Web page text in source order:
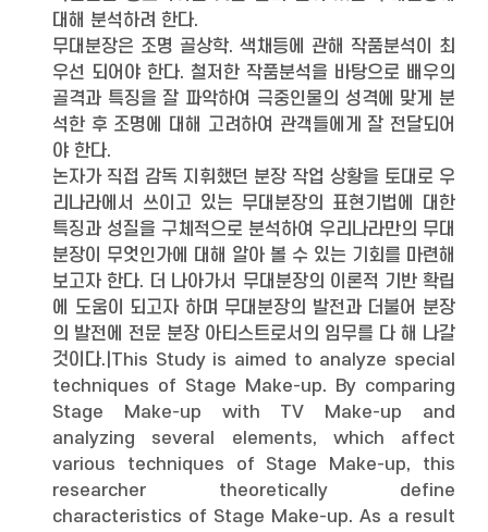
대해 분석하려 한다.
무대분장은 조명 골상학. 색채등에 관해 작품분석이 최
우선 되어야 한다. 철저한 작품분석을 바탕으로 배우의
골격과 특징을 잘 파악하여 극중인물의 성격에 맞게 분
석한 후 조명에 대해 고려하여 관객들에게 잘 전달되어
야 한다.
논자가 직접 감독 지휘했던 분장 작업 상황을 토대로 우
리나라에서 쓰이고 있는 무대분장의 표현기법에 대한
특징과 성질을 구체적으로 분석하여 우리나라만의 무대
분장이 무엇인가에 대해 알아 볼 수 있는 기회를 마련해
보고자 한다. 더 나아가서 무대분장의 이론적 기반 확립
에 도움이 되고자 하며 무대분장의 발전과 더불어 분장
의 발전에 전문 분장 아티스트로서의 임무를 다 해 나갈
것이다.|This Study is aimed to analyze special
techniques of Stage Make-up. By comparing
Stage Make-up with TV Make-up and
analyzing several elements, which affect
various techniques of Stage Make-up, this
researcher theoretically define
characteristics of Stage Make-up. As a result